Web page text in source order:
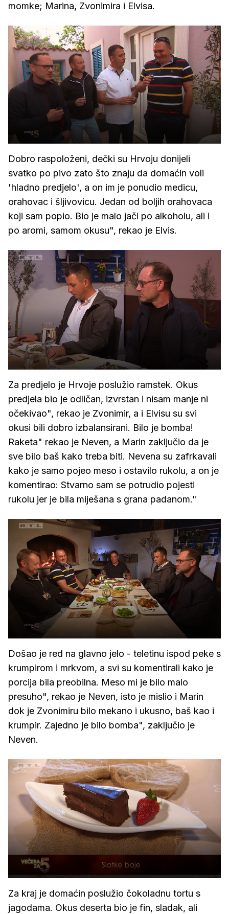
momke; Marina, Zvonimira i Elvisa.
Dobro raspoloženi, dečki su Hrvoju donijeli
svatko po pivo zato što znaju da domaćin voli
'hladno predjelo', a on im je ponudio medicu,
orahovac i šljivovicu. Jedan od boljih orahovaca
koji sam popio. Bio je malo jači po alkoholu, ali i
po aromi, samom okusu", rekao je Elvis.
Za predjelo je Hrvoje poslužio ramstek. Okus
predjela bio je odličan, izvrstan i nisam manje ni
očekivao", rekao je Zvonimir, a i Elvisu su svi
okusi bili dobro izbalansirani. Bilo je bomba!
Raketa" rekao je Neven, a Marin zaključio da je
sve bilo baš kako treba biti. Nevena su zafrkavali
kako je samo pojeo meso i ostavilo rukolu, a on je
komentirao: Stvarno sam se potrudio pojesti
rukolu jer je bila miješana s grana padanom."
Došao je red na glavno jelo - teletinu ispod peke s
krumpirom i mrkvom, a svi su komentirali kako je
porcija bila preobilna. Meso mi je bilo malo
presuho", rekao je Neven, isto je mislio i Marin
dok je Zvonimiru bilo mekano i ukusno, baš kao i
krumpir. Zajedno je bilo bomba", zaključio je
Neven.
Za kraj je domaćin poslužio čokoladnu tortu s
jagodama. Okus deserta bio je fin, sladak, ali